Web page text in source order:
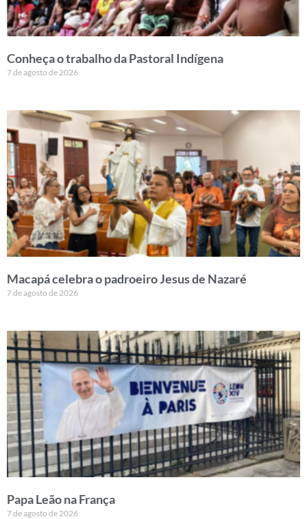
Conheça o trabalho da Pastoral Indígena
7 de agosto de 2026
Macapá celebra o padroeiro Jesus de Nazaré
7 de agosto de 2026
Papa Leão na França
7 de agosto de 2026